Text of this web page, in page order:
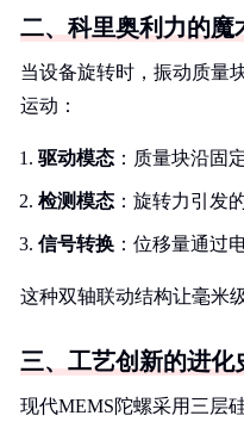
二、科里奥利力的魔
当设备旋转时，振动质量
运动：
驱动模态 ：质量块沿固
检测模态 ：旋转力引发
信号转换 ：位移量通过
这种双轴联动结构让毫米
三、工艺创新的进化
现代MEMS陀螺采用三层